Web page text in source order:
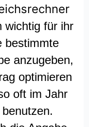
wichtig für ihr
bestimmte
anzugeben,
optimieren
oft im Jahr